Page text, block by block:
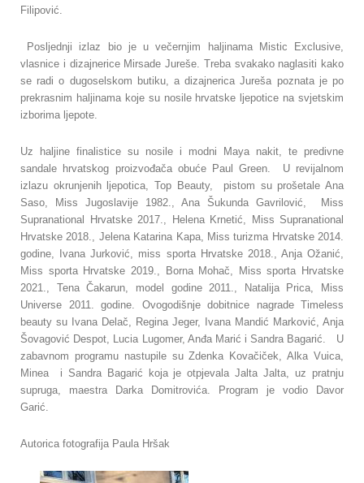
Filipović.
Posljednji izlaz bio je u večernjim haljinama Mistic Exclusive,
vlasnice i dizajnerice Mirsade Jureše. Treba svakako naglasiti kako
se radi o dugoselskom butiku, a dizajnerica Jureša poznata je po
prekrasnim haljinama koje su nosile hrvatske ljepotice na svjetskim
izborima ljepote.
Uz haljine finalistice su nosile i modni Maya nakit, te predivne
sandale hrvatskog proizvođača obuće Paul Green. U revijalnom
izlazu okrunjenih ljepotica, Top Beauty, pistom su prošetale Ana
Saso, Miss Jugoslavije 1982., Ana Šukunda Gavrilović, Miss
Supranational Hrvatske 2017., Helena Krnetić, Miss Supranational
Hrvatske 2018., Jelena Katarina Kapa, Miss turizma Hrvatske 2014.
godine, Ivana Jurković, miss sporta Hrvatske 2018., Anja Ožanić,
Miss sporta Hrvatske 2019., Borna Mohač, Miss sporta Hrvatske
2021., Tena Čakarun, model godine 2011., Natalija Prica, Miss
Universe 2011. godine. Ovogodišnje dobitnice nagrade Timeless
beauty su Ivana Delač, Regina Jeger, Ivana Mandić Marković, Anja
Šovagović Despot, Lucia Lugomer, Anđa Marić i Sandra Bagarić. U
zabavnom programu nastupile su Zdenka Kovačiček, Alka Vuica,
Minea i Sandra Bagarić koja je otpjevala Jalta Jalta, uz pratnju
supruga, maestra Darka Domitrovića. Program je vodio Davor
Garić.
Autorica fotografija Paula Hršak